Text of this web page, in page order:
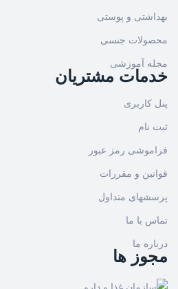
بهداشتی و پوستی
محصولات جنسی
مجله آموزشی
خدمات مشتریان
پنل کاربری
ثبت نام
فراموشی رمز عبور
قوانین و مقررات
پرسشهای متداول
تماس با ما
درباره ما
مجوز ها